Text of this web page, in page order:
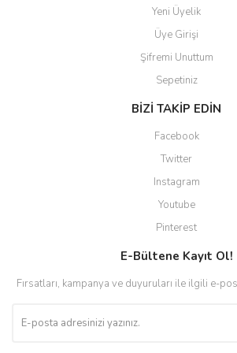
Yeni Üyelik
Üye Girişi
Şifremi Unuttum
Sepetiniz
BİZİ TAKİP EDİN
Facebook
Twitter
Instagram
Youtube
Pinterest
E-Bültene Kayıt Ol!
Fırsatları, kampanya ve duyuruları ile ilgili e-